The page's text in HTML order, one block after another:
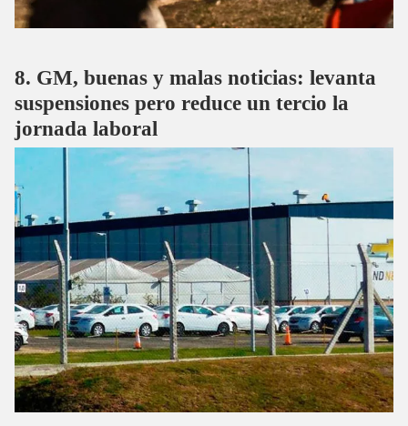
GM, buenas y malas noticias: levanta
suspensiones pero reduce un tercio la
jornada laboral